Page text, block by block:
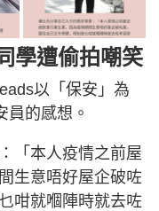
學遭偷拍嘲笑
以「保安」為
員的感想。
「本人疫情之前屋
生意唔好屋企破咗
咁就嗰陣時就去咗